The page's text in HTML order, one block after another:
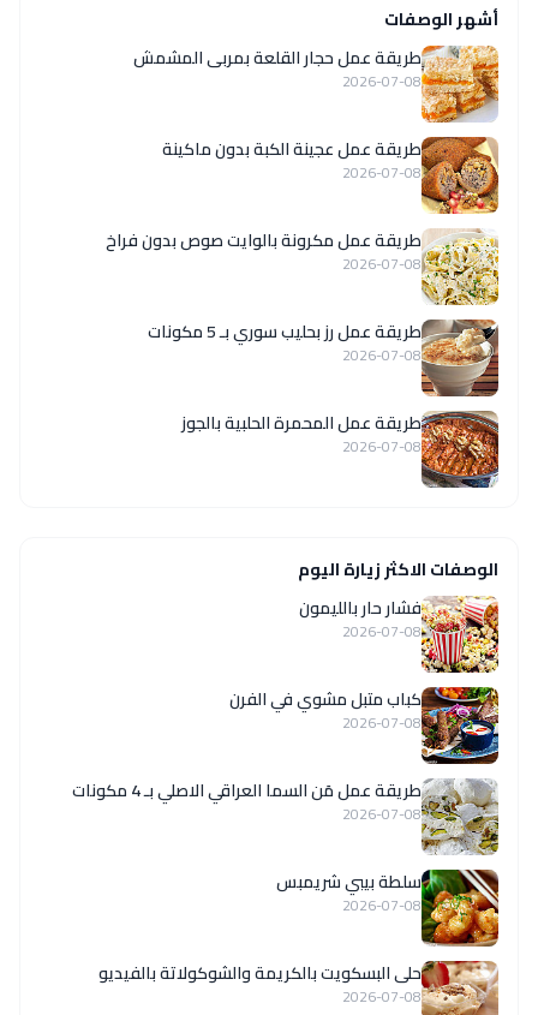
أشهر الوصفات
طريقة عمل حجار القلعة بمربى المشمش
2026-07-08
طريقة عمل عجينة الكبة بدون ماكينة
2026-07-08
طريقة عمل مكرونة بالوايت صوص بدون فراخ
2026-07-08
طريقة عمل رز بحليب سوري بـ 5 مكونات
2026-07-08
طريقة عمل المحمرة الحلبية بالجوز
2026-07-08
الوصفات الاكثر زيارة اليوم
فشار حار بالليمون
2026-07-08
كباب متبل مشوي في الفرن
2026-07-08
طريقة عمل مَن السما العراقي الاصلي بـ 4 مكونات
2026-07-08
سلطة بيبي شريمبس
2026-07-08
حلى البسكويت بالكريمة والشوكولاتة بالفيديو
2026-07-08